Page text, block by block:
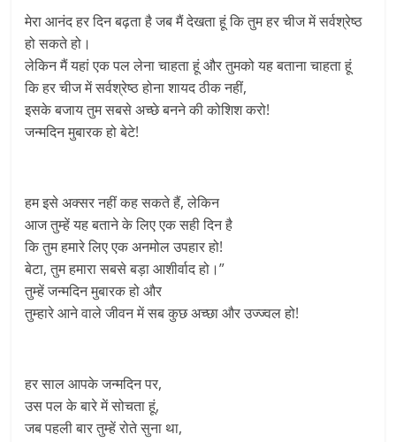
मेरा आनंद हर दिन बढ़ता है जब मैं देखता हूं कि तुम हर चीज में सर्वश्रेष्ठ
हो सकते हो।
लेकिन मैं यहां एक पल लेना चाहता हूं और तुमको यह बताना चाहता हूं
कि हर चीज में सर्वश्रेष्ठ होना शायद ठीक नहीं,
इसके बजाय तुम सबसे अच्छे बनने की कोशिश करो!
जन्मदिन मुबारक हो बेटे!
हम इसे अक्सर नहीं कह सकते हैं, लेकिन
आज तुम्हें यह बताने के लिए एक सही दिन है
कि तुम हमारे लिए एक अनमोल उपहार हो!
बेटा, तुम हमारा सबसे बड़ा आशीर्वाद हो।”
तुम्हें जन्मदिन मुबारक हो और
तुम्हारे आने वाले जीवन में सब कुछ अच्छा और उज्ज्वल हो!
हर साल आपके जन्मदिन पर,
उस पल के बारे में सोचता हूं,
जब पहली बार तुम्हें रोते सुना था,